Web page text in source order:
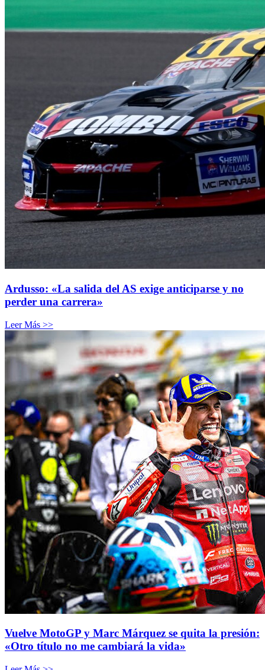
Ardusso: «La salida del AS exige anticiparse y no
perder una carrera»
Leer Más >>
Vuelve MotoGP y Marc Márquez se quita la presión:
«Otro título no me cambiará la vida»